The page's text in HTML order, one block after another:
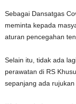
Sebagai Dansatgas
meminta kepada
aturan pencegahan
Selain itu, tidak ada
perawatan di RS
sepanjang ada rujukan